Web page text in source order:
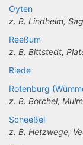
Oyten
z. B. Lindheim,
Reeßum
z. B. Bittstedt,
Riede
Rotenburg
z. B. Borchel,
Scheeßel
z. B. Hetzwege,